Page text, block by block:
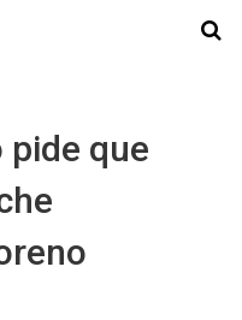
que